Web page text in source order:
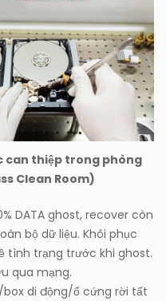
can thiệp trong phòng
Clean Room)
DATA ghost, recover còn
bộ dữ liệu. Khôi phục
tình trạng trước khi ghost.
qua mạng.
di động/ổ cứng rời tất